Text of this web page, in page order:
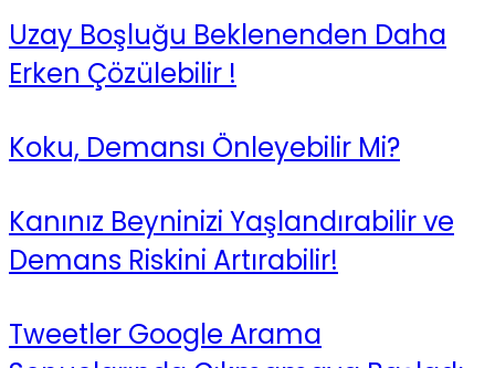
Uzay Boşluğu Beklenenden Daha
Erken Çözülebilir !
Koku, Demansı Önleyebilir Mi?
Kanınız Beyninizi Yaşlandırabilir ve
Demans Riskini Artırabilir!
Tweetler Google Arama